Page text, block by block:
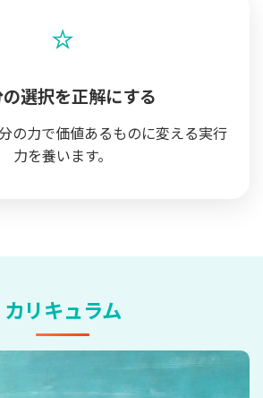
⭐
の選択を正解にする
の力で価値あるものに変える実行
力を養います。
カリキュラム